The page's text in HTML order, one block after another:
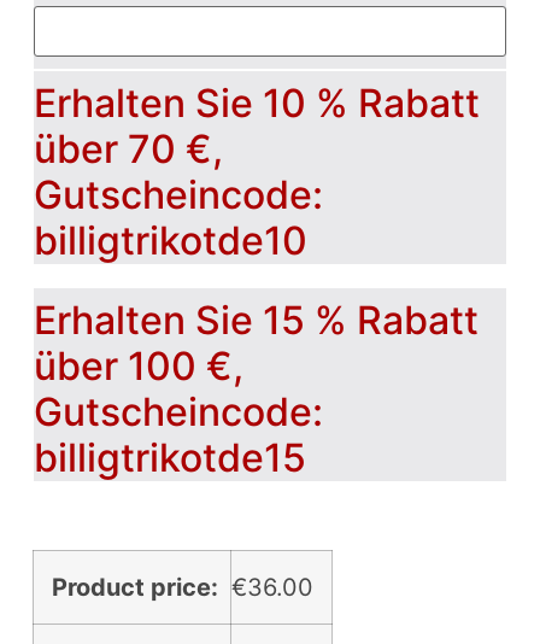
Erhalten Sie 10 % Rabatt
über 70 €,
Gutscheincode:
billigtrikotde10
Erhalten Sie 15 % Rabatt
über 100 €,
Gutscheincode:
billigtrikotde15
Product price: €36.00